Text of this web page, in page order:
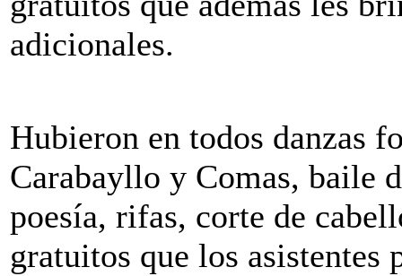
adicionales.
Hubieron en todos danzas
Carabayllo y Comas, baile
poesía, rifas, corte de
gratuitos que los asistentes